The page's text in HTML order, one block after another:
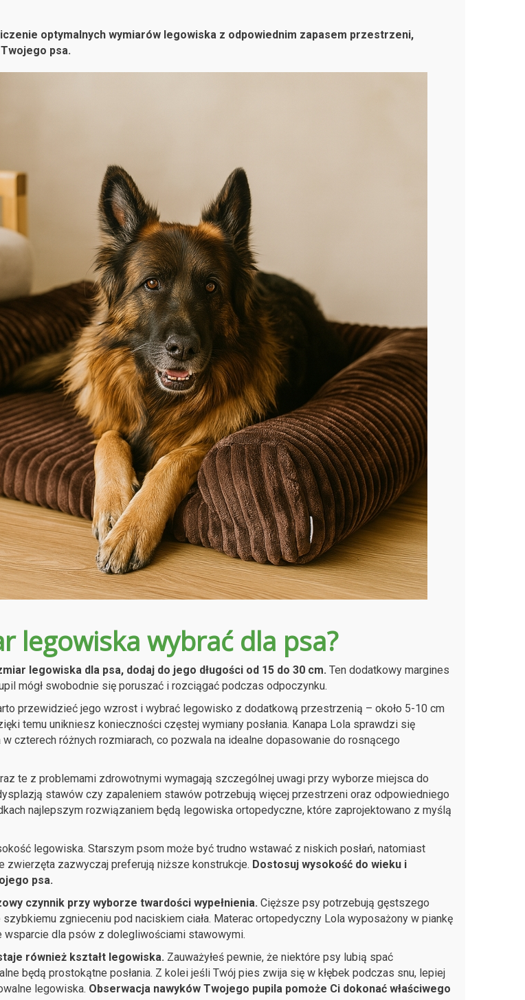
optymalnych wymiarów legowiska z odpowiednim zapasem przestrzeni,
psa.
legowiska wybrać dla psa?
legowiska dla psa, dodaj do jego długości od 15 do 30 cm. Ten dodatkowy margines
mógł swobodnie się poruszać i rozciągać podczas odpoczynku.
przewidzieć jego wzrost i wybrać legowisko z dodatkową przestrzenią – około 5-10 cm
temu unikniesz konieczności częstej wymiany posłania. Kanapa Lola sprawdzi się
czterech różnych rozmiarach, co pozwala na idealne dopasowanie do rosnącego
te z problemami zdrowotnymi wymagają szczególnej uwagi przy wyborze miejsca do
stawów czy zapaleniem stawów potrzebują więcej przestrzeni oraz odpowiedniego
najlepszym rozwiązaniem będą legowiska ortopedyczne, które zaprojektowano z myślą
legowiska. Starszym psom może być trudno wstawać z niskich posłań, natomiast
zwierzęta zazwyczaj preferują niższe konstrukcje. Dostosuj wysokość do wieku i
psa.
czynnik przy wyborze twardości wypełnienia. Cięższe psy potrzebują gęstszego
szybkiemu zgnieceniu pod naciskiem ciała. Materac ortopedyczny Lola wyposażony w piankę
wsparcie dla psów z dolegliwościami stawowymi.
również kształt legowiska. Zauważyłeś pewnie, że niektóre psy lubią spać
będą prostokątne posłania. Z kolei jeśli Twój pies zwija się w kłębek podczas snu, lepiej
legowiska. Obserwacja nawyków Twojego pupila pomoże Ci dokonać właściwego